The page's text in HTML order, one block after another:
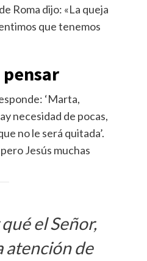
Roma dijo: «La queja
que tenemos
‘Marta,
necesidad de pocas,
no le será quitada’.
Jesús muchas
el Señor,
atención de